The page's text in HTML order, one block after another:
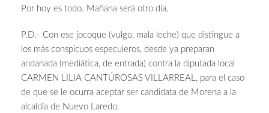
Por hoy es todo. Mañana será otro día.
P.D.- Con ese jocoque (vulgo, mala leche) que distingue a
los más conspicuos especuleros, desde ya preparan
andanada (mediática, de entrada) contra la diputada local
CARMEN LILIA CANTÚROSAS VILLARREAL, para el caso
de que se le ocurra aceptar ser candidata de Morena a la
alcaldía de Nuevo Laredo.